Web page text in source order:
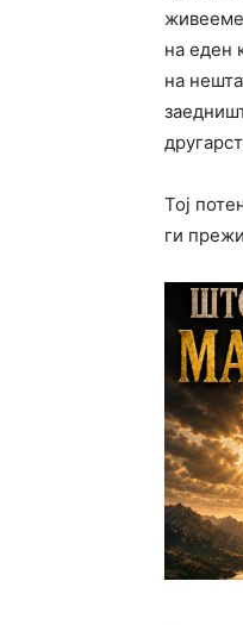
живееме
на еден
на
Тој
ги